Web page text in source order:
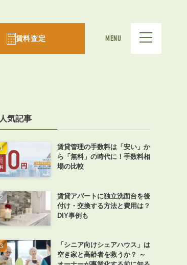
賃料査定 MENU
人気記事
賃貸管理の手数料は「安い」か
ら「無料」の時代に！手数料相
場の比較
賃貸アパートに独立洗面台を後
付け・交換する方法と費用は？
DIY事例も
「シニア向けシェアハウス」は
空き家と高齢者を救うか？ ～